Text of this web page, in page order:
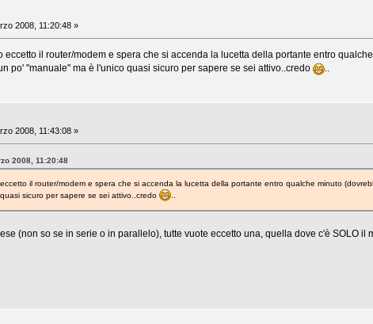
2008, 11:20:48 »
eccetto il router/modem e spera che si accenda la lucetta della portante entro
po' "manuale" ma è l'unico quasi sicuro per sapere se sei attivo..credo
..
2008, 11:43:08 »
2008, 11:20:48
il router/modem e spera che si accenda la lucetta della portante entro qualche minuto
sicuro per sapere se sei attivo..credo
..
(non so se in serie o in parallelo), tutte vuote eccetto una, quella dove c'è SOLO